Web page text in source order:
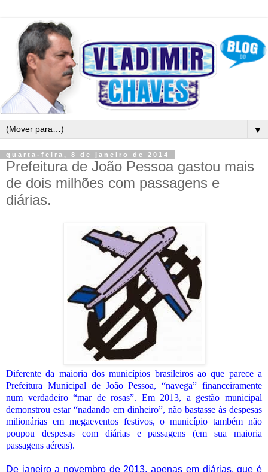
▼
quarta-feira, 8 de janeiro de 2014
Prefeitura de João Pessoa gastou mais
de dois milhões com passagens e
diárias.
Diferente da maioria dos municípios brasileiros ao que parece a
Prefeitura Municipal de João Pessoa, “navega” financeiramente
num verdadeiro “mar de rosas”. Em 2013, a gestão municipal
demonstrou estar “nadando em dinheiro”, não bastasse às despesas
milionárias em megaeventos festivos, o município também não
poupou despesas com diárias e passagens (em sua maioria
passagens aéreas).
De janeiro a novembro de 2013, apenas em diárias, que é